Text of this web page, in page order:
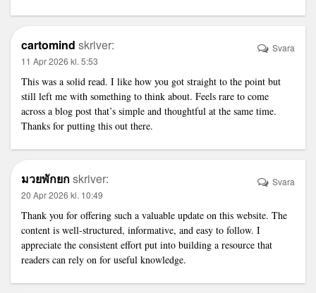
cartomind skriver:
11 Apr 2026 kl. 5:53
This was a solid read. I like how you got straight to the point but
still left me with something to think about. Feels rare to come
across a blog post that’s simple and thoughtful at the same time.
Thanks for putting this out there.
Svara
มวยพักยกskriver:
20 Apr 2026 kl. 10:49
Thank you for offering such a valuable update on this website. The
content is well-structured, informative, and easy to follow. I
appreciate the consistent effort put into building a resource that
readers can rely on for useful knowledge.
Svara